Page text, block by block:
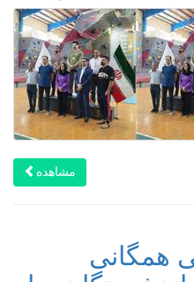
مشاهده
همگانی